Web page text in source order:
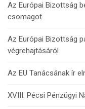
Az Európai Bizottság
csomagot
Az Európai Bizottság
végrehajtásáról
Az EU Tanácsának ír
XVIII. Pécsi Pénzügyi